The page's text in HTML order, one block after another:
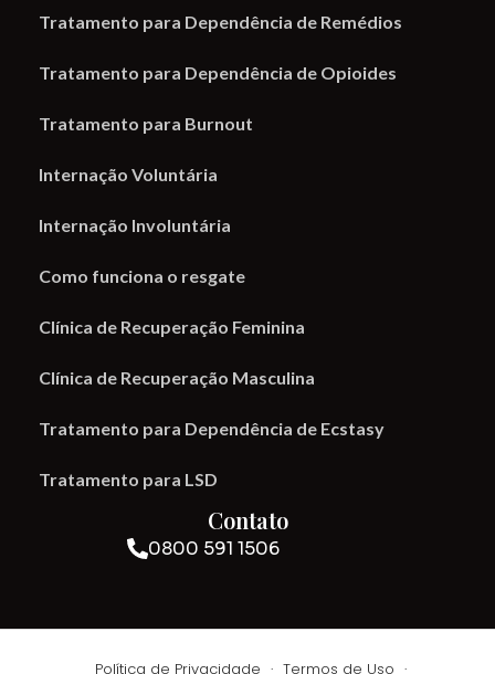
Tratamento para Dependência de Remédios
Tratamento para Dependência de Opioides
Tratamento para Burnout
Internação Voluntária
Internação Involuntária
Como funciona o resgate
Clínica de Recuperação Feminina
Clínica de Recuperação Masculina
Tratamento para Dependência de Ecstasy
Tratamento para LSD
Contato
0800 591 1506
Política de Privacidade · Termos de Uso ·